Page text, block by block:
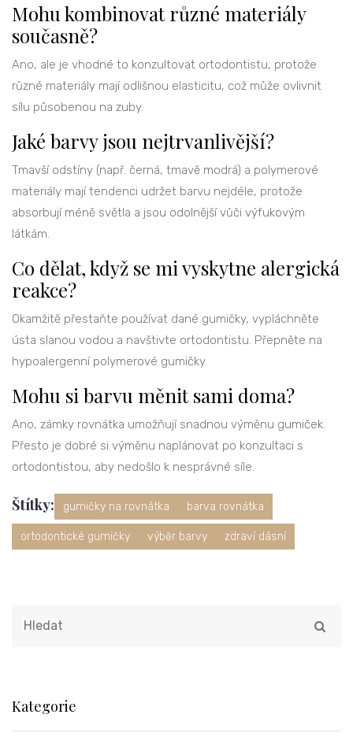
Mohu kombinovat různé materiály
současně?
Ano, ale je vhodné to konzultovat ortodontistu, protože
různé materiály mají odlišnou elasticitu, což může ovlivnit
sílu působenou na zuby.
Jaké barvy jsou nejtrvanlivější?
Tmavší odstíny (např. černá, tmavě modrá) a polymerové
materiály mají tendenci udržet barvu nejdéle, protože
absorbují méně světla a jsou odolnější vůči výfukovým
látkám.
Co dělat, když se mi vyskytne alergická
reakce?
Okamžitě přestaňte používat dané gumičky, vypláchněte
ústa slanou vodou a navštivte ortodontistu. Přepněte na
hypoalergenní polymerové gumičky.
Mohu si barvu měnit sami doma?
Ano, zámky rovnátka umožňují snadnou výměnu gumiček.
Přesto je dobré si výměnu naplánovat po konzultaci s
ortodontistou, aby nedošlo k nesprávné síle.
Štítky: gumičky na rovnátka barva rovnátka
ortodontické gumičky výběr barvy zdraví dásní
Kategorie